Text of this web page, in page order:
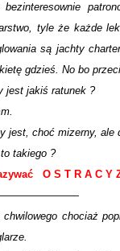
bezinteresownie
tyle że każde
są jachty
gdzieś. No bo
jest jakiś ratunek ?
jest, choć mizerny, ale
takiego ?
O S T R A C Y
chwilowego chociaż